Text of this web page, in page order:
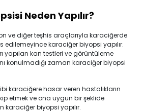
Neden Yapılır?
ve diğer teşhis araçlarıyla karaciğerde
edilemeyince karaciğer biyopsi yapılır.
yapılan kan testleri ve görüntüleme
konulmadığı zaman karaciğer biyopsi
karaciğere hasar veren hastalıkların
etmek ve ona uygun bir şeklide
biyopsi yapılır.